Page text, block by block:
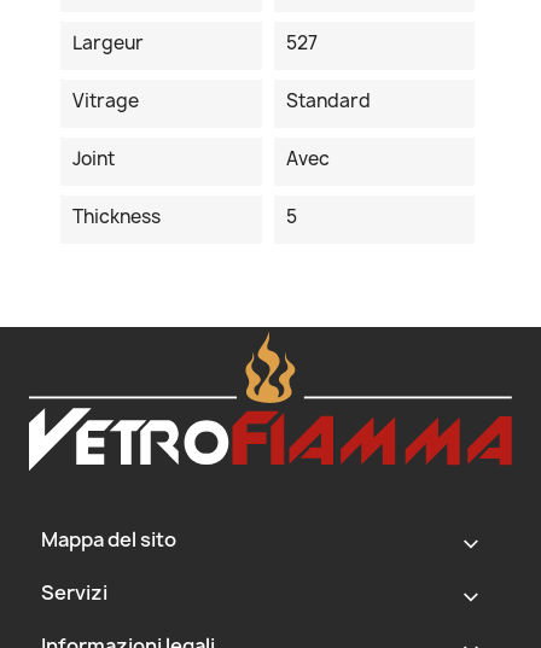
Largeur 527
Vitrage Standard
Joint Avec
Thickness 5
Mappa del sito ‹
Servizi ‹